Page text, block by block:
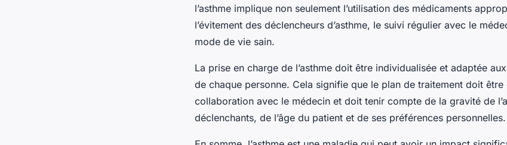
l’asthme implique non seulement l’utilisation des médicaments
l’évitement des déclencheurs d’asthme, le suivi régulier avec le
mode de vie sain.
La prise en charge de l’asthme doit être individualisée et adaptée
de chaque personne. Cela signifie que le plan de traitement doit être
collaboration avec le médecin et doit tenir compte de la gravité de
déclenchants, de l’âge du patient et de ses préférences personnelles.